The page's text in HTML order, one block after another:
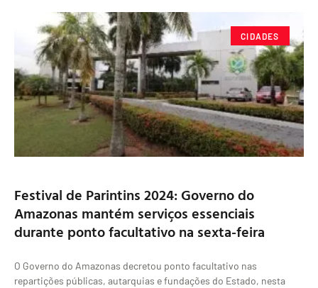
CIDADES
Festival de Parintins 2024: Governo do
Amazonas mantém serviços essenciais
durante ponto facultativo na sexta-feira
O Governo do Amazonas decretou ponto facultativo nas
repartições públicas, autarquias e fundações do Estado, nesta